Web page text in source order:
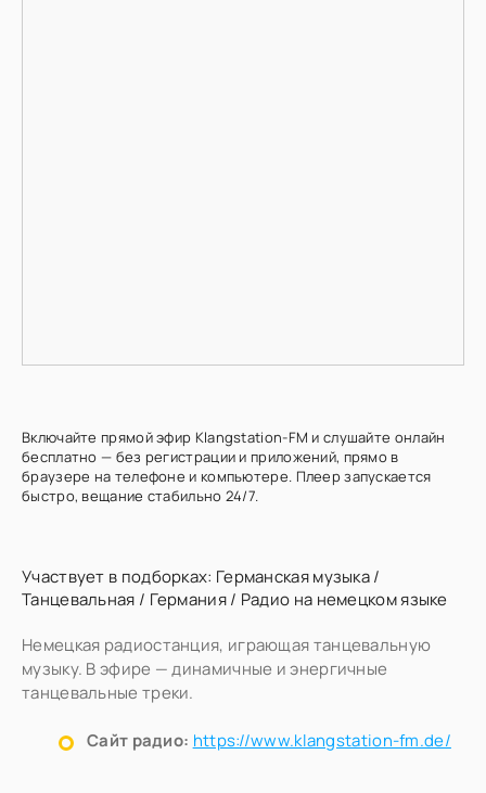
Включайте прямой эфир Klangstation-FM и слушайте онлайн
бесплатно — без регистрации и приложений, прямо в
браузере на телефоне и компьютере. Плеер запускается
быстро, вещание стабильно 24/7.
Участвует в подборках: Германская музыка/
Танцевальная / Германия/ Радио на немецком языке
Немецкая радиостанция, играющая танцевальную
музыку. В эфире — динамичные и энергичные
танцевальные треки.
Сайт радио: https://www.klangstation-fm.de/